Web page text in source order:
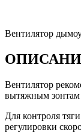
Вентилятор
Вентилятор
вытяжным зонтам
Для контроля
регулировки